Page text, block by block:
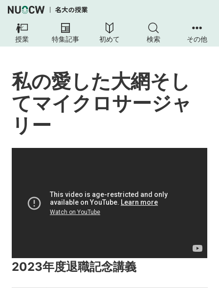
授業 特集記事 初めて 検索 その他
私の愛した大網そし
てマイクロサージャ
リー
2023年度退職記念講義